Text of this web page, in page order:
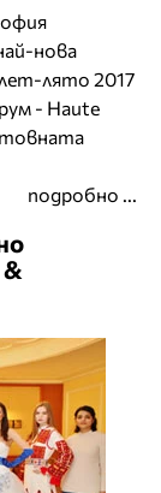
нова
лято 2017
- Haute
подробно ...